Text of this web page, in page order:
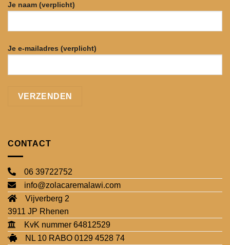
Je naam (verplicht)
Je e-mailadres (verplicht)
CONTACT
06 39722752
info@zolacaremalawi.com
Vijverberg 2
3911 JP Rhenen
KvK nummer 64812529
NL 10 RABO 0129 4528 74